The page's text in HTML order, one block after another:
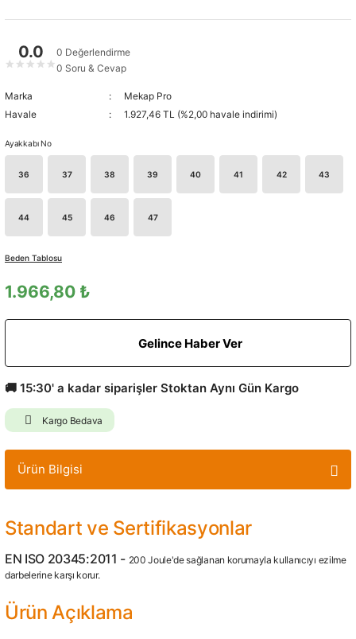
0.0
★ ★ ★ ★ ★
0 Değerlendirme
0 Soru & Cevap
Marka
Mekap Pro
Havale
1.927,46 TL (%2,00 havale indirimi)
Ayakkabı No
36 37 38 39 40 41 42 43
44 45 46 47
Beden Tablosu
1.966,80 ₺
Gelince Haber Ver
🚚 15:30' a kadar siparişler Stoktan Aynı Gün Kargo
Kargo Bedava
Ürün Bilgisi
Standart ve Sertifikasyonlar
EN ISO 20345:2011 - 200 Joule'de sağlanan korumayla kullanıcıyı ezilme
darbelerine karşı korur.
Ürün Açıklama